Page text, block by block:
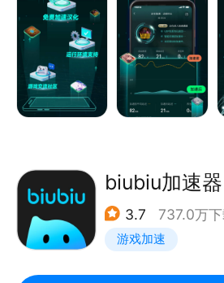
级智能切换与最优网络路径选择
顿、断线秒连！配合自主研发的
术，丢包率50%也能秒级归0！
跨服无缝切换，省去切换游戏重
海量外服大作提供专线加速，还
键将剧情、技能说明与界面菜单
【内置游戏框架】
biubiu加速器
3.7 737.0万
游戏加速